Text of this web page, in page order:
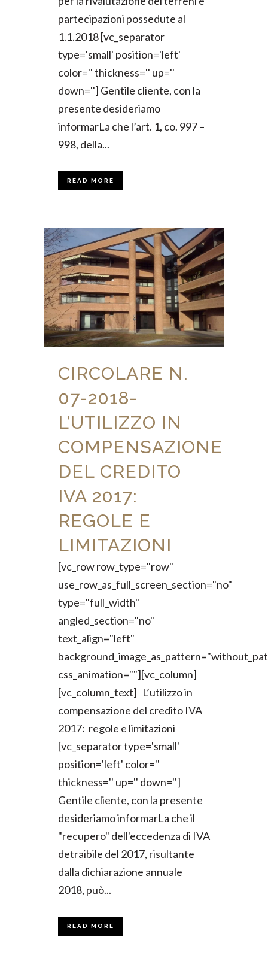
partecipazioni possedute al
1.1.2018 [vc_separator
type='small' position='left'
color='' thickness='' up=''
down=''] Gentile cliente, con la
presente desideriamo
informarLa che l’art. 1, co. 997 –
998, della...
READ MORE
CIRCOLARE N.
07-2018-
L’UTILIZZO IN
COMPENSAZIONE
DEL CREDITO
IVA 2017:
REGOLE E
LIMITAZIONI
[vc_row row_type="row"
use_row_as_full_screen_section="no"
type="full_width"
angled_section="no"
text_align="left"
css_animation=""][vc_column]
[vc_column_text] L’utilizzo in
compensazione del credito IVA
2017: regole e limitazioni
[vc_separator type='small'
position='left' color=''
thickness='' up='' down='']
Gentile cliente, con la presente
desideriamo informarLa che il
"recupero" dell'eccedenza di IVA
detraibile del 2017, risultante
dalla dichiarazione annuale
2018, può...
READ MORE